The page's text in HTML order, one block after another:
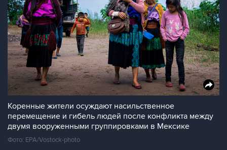
Коренные жители осуждают насильственное
перемещение и гибель людей после конфликта между
двумя вооруженными группировками в Мексике
Фото: EPA/Vostock-photo